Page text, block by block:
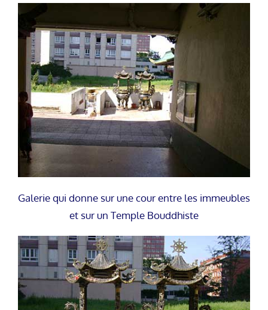
Galerie qui donne sur une cour entre les immeubles
et sur un Temple Bouddhiste